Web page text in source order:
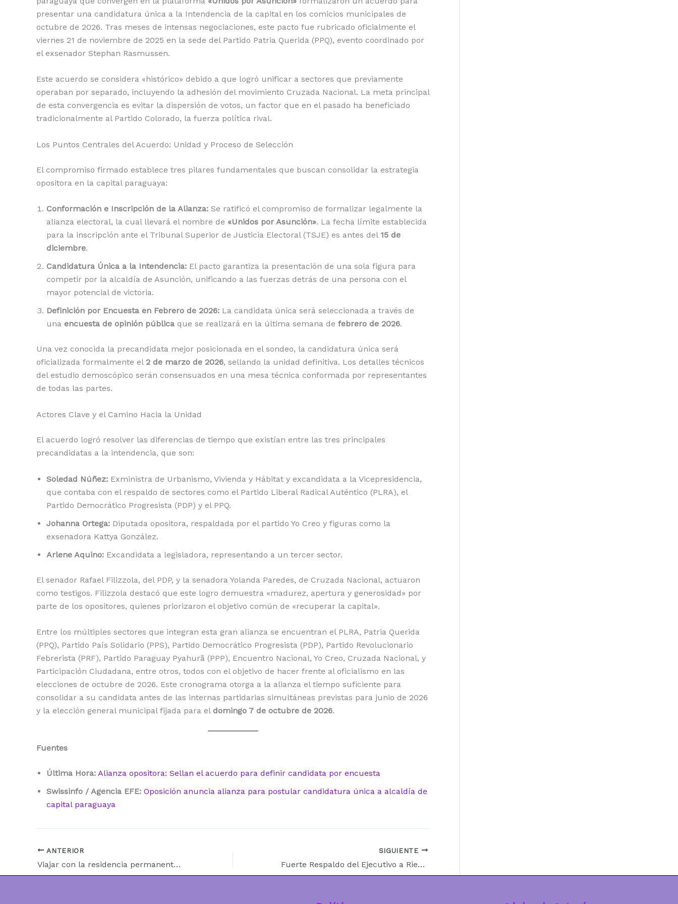
presentar una candidatura única a la Intendencia de la capital en los comicios municipales de
octubre de 2026. Tras meses de intensas negociaciones, este pacto fue rubricado oficialmente el
viernes 21 de noviembre de 2025 en la sede del Partido Patria Querida (PPQ), evento coordinado por
el exsenador Stephan Rasmussen.
Este acuerdo se considera «histórico» debido a que logró unificar a sectores que previamente
operaban por separado, incluyendo la adhesión del movimiento Cruzada Nacional. La meta principal
de esta convergencia es evitar la dispersión de votos, un factor que en el pasado ha beneficiado
tradicionalmente al Partido Colorado, la fuerza política rival.
Los Puntos Centrales del Acuerdo: Unidad y Proceso de Selección
El compromiso firmado establece tres pilares fundamentales que buscan consolidar la estrategia
opositora en la capital paraguaya:
Conformación e Inscripción de la Alianza: Se ratificó el compromiso de formalizar legalmente la
alianza electoral, la cual llevará el nombre de «Unidos por Asunción». La fecha límite establecida
para la inscripción ante el Tribunal Superior de Justicia Electoral (TSJE) es antes del 15 de
diciembre.
Candidatura Única a la Intendencia: El pacto garantiza la presentación de una sola figura para
competir por la alcaldía de Asunción, unificando a las fuerzas detrás de una persona con el
mayor potencial de victoria.
Definición por Encuesta en Febrero de 2026: La candidata única será seleccionada a través de
una encuesta de opinión pública que se realizará en la última semana de febrero de 2026.
Una vez conocida la precandidata mejor posicionada en el sondeo, la candidatura única será
oficializada formalmente el 2 de marzo de 2026, sellando la unidad definitiva. Los detalles técnicos
del estudio demoscópico serán consensuados en una mesa técnica conformada por representantes
de todas las partes.
Actores Clave y el Camino Hacia la Unidad
El acuerdo logró resolver las diferencias de tiempo que existían entre las tres principales
precandidatas a la intendencia, que son:
Soledad Núñez: Exministra de Urbanismo, Vivienda y Hábitat y excandidata a la Vicepresidencia,
que contaba con el respaldo de sectores como el Partido Liberal Radical Auténtico (PLRA), el
Partido Democrático Progresista (PDP) y el PPQ.
Johanna Ortega: Diputada opositora, respaldada por el partido Yo Creo y figuras como la
exsenadora Kattya González.
Arlene Aquino: Excandidata a legisladora, representando a un tercer sector.
El senador Rafael Filizzola, del PDP, y la senadora Yolanda Paredes, de Cruzada Nacional, actuaron
como testigos. Filizzola destacó que este logro demuestra «madurez, apertura y generosidad» por
parte de los opositores, quienes priorizaron el objetivo común de «recuperar la capital».
Entre los múltiples sectores que integran esta gran alianza se encuentran el PLRA, Patria Querida
(PPQ), Partido País Solidario (PPS), Partido Democrático Progresista (PDP), Partido Revolucionario
Febrerista (PRF), Partido Paraguay Pyahurã (PPP), Encuentro Nacional, Yo Creo, Cruzada Nacional, y
Participación Ciudadana, entre otros, todos con el objetivo de hacer frente al oficialismo en las
elecciones de octubre de 2026. Este cronograma otorga a la alianza el tiempo suficiente para
consolidar a su candidata antes de las internas partidarias simultáneas previstas para junio de 2026
y la elección general municipal fijada para el domingo 7 de octubre de 2026.
Fuentes
Última Hora: Alianza opositora: Sellan el acuerdo para definir candidata por encuesta
Swissinfo / Agencia EFE: Oposición anuncia alianza para postular candidatura única a alcaldía de
capital paraguaya
ANTERIOR
Viajar con la residencia permanente de EE.UU.: qué documentos necesitan los titulares de la green card y cómo proteger su estatus
SIGUIENTE
Fuerte Respaldo del Ejecutivo a Riera Profundiza la Crisis en el Oficialismo por la «Mafia del Polígrafo»